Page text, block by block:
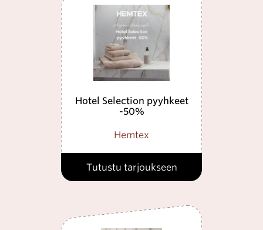
Hotel Selection pyyhkeet
-50%
Hemtex
Tutustu tarjoukseen